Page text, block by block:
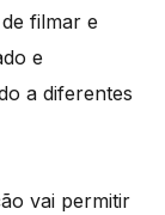
filmar e
e
a diferentes
vai permitir